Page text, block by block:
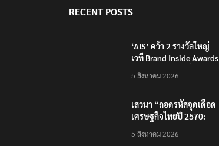
RECENT POSTS
‘AIS’ คว้า 2 รางวัลใหญ่
เวที Brand Inside Awards
โครงสร้างพื้นฐานดิจิทัล
5 สิงหาคม 2026
เสวนา “ถอดรหัสจุดเดือด
เศรษฐกิจไทยปี 2570:
ธุรกิจไทยจะรับมือ
5 สิงหาคม 2026